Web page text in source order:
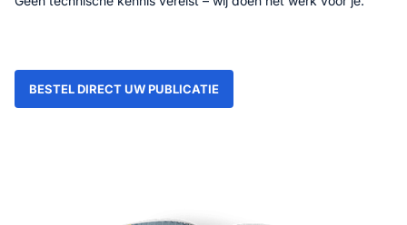
BESTEL DIRECT UW PUBLICATIE